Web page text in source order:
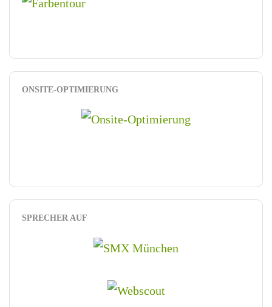
ONSITE-OPTIMIERUNG
SPRECHER AUF